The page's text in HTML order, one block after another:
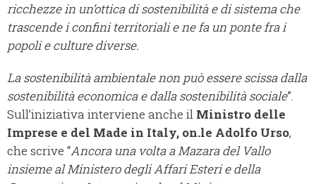
ricchezze in un’ottica di sostenibilità e di sistema che
trascende i confini territoriali e ne fa un ponte fra i
popoli e culture diverse.
La sostenibilità ambientale non può essere scissa dalla
sostenibilità economica e dalla sostenibilità sociale”.
Sull’iniziativa interviene anche il Ministro delle
Imprese e del Made in Italy, on.le Adolfo Urso,
che scrive “Ancora una volta a Mazara del Vallo
insieme al Ministero degli Affari Esteri e della